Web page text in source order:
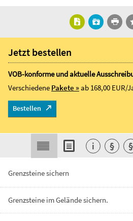
Grenzsteine sichern
Grenzsteine imGeländesichern.
Jetzt bestellen
VOB-konforme und aktuelle
Verschiedene Pakete »ab 168,00 EUR/
Bestellen
i § §